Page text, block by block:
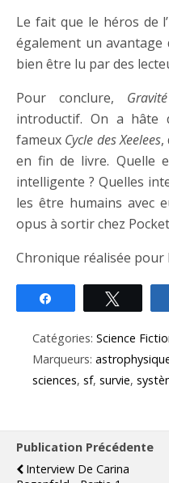
Le fait que le héros de
également un
bien être lu par des
Pour conclure, Gravité
introductif. On a hâte
fameux Cycle des Xeelees,
en fin de livre. Quelle
intelligente ? Quelles
les être humains avec
opus à sortir chez
Chronique réalisée pour
Catégories: Science
Marqueurs:
sciences, sf, survie,
Publication Précédente
Interview De Carina